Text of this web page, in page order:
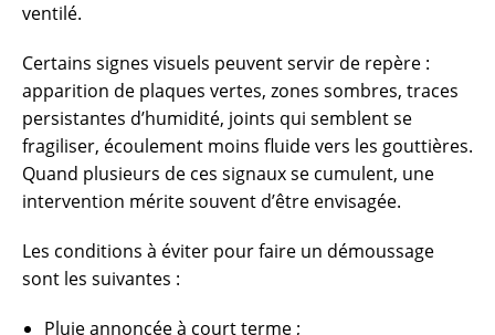
ventilé.
Certains signes visuels peuvent servir de repère :
apparition de plaques vertes, zones sombres, traces
persistantes d’humidité, joints qui semblent se
fragiliser, écoulement moins fluide vers les gouttières.
Quand plusieurs de ces signaux se cumulent, une
intervention mérite souvent d’être envisagée.
Les conditions à éviter pour faire un démoussage
sont les suivantes :
Pluie annoncée à court terme ;